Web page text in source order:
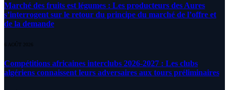
Marché des fruits est légumes : Les producteurs des Aures
s’interrogent sur le retour du principe du marché de l’offre et
de la demande
6 AOÛT 2026
Compétitions africaines interclubs 2026-2027 : Les clubs
algériens connaissent leurs adversaires aux tours préliminaires